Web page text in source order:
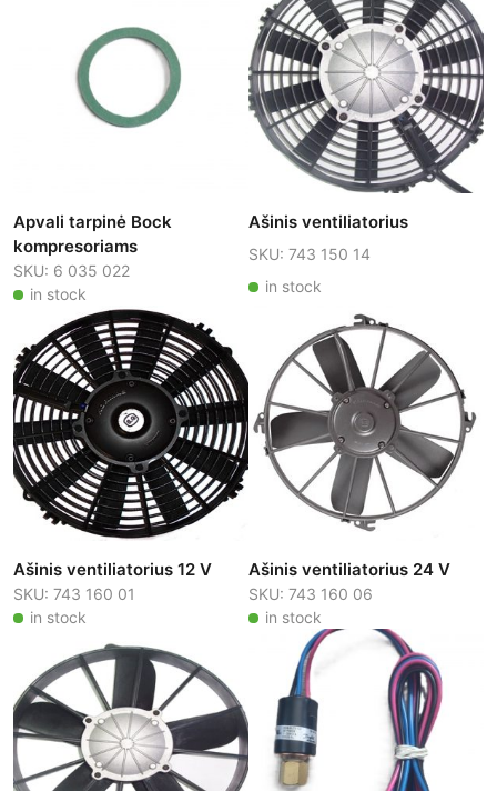
Apvali tarpinė Bock
kompresoriams
SKU: 6 035 022
in stock
Ašinis ventiliatorius
SKU: 743 150 14
in stock
Ašinis ventiliatorius 12 V
SKU: 743 160 01
in stock
Ašinis ventiliatorius 24 V
SKU: 743 160 06
in stock